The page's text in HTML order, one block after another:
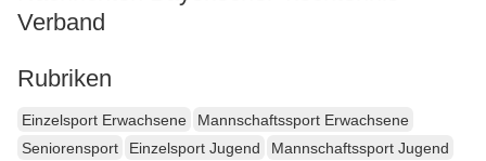
Verband
Rubriken
Einzelsport Erwachsene
Mannschaftssport Erwachsene
Seniorensport
Einzelsport Jugend
Mannschaftssport Jugend